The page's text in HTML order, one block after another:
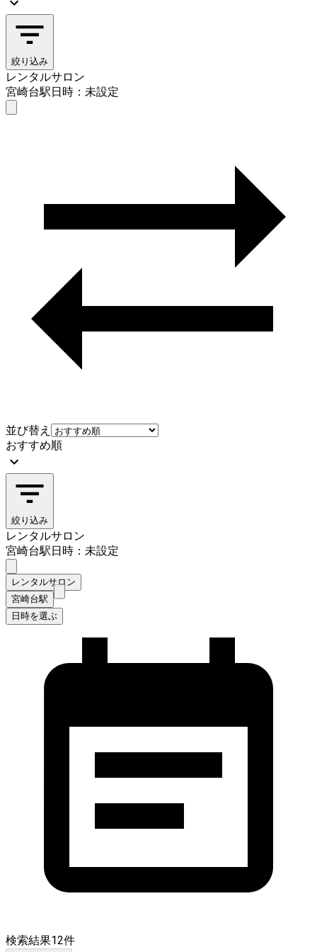
絞り込み
レンタルサロン
宮崎台駅日時：未設定
並び替え
おすすめ順
絞り込み
レンタルサロン
宮崎台駅日時：未設定
レンタルサロン
宮崎台駅
日時を選ぶ
検索結果12件